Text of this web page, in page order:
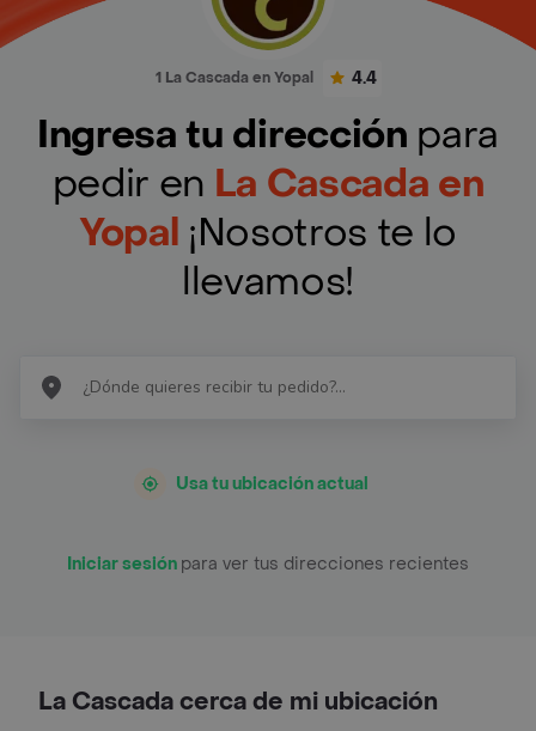
1 La Cascada en Yopal 4.4
Ingresa tu dirección para
pedir en La Cascada en
Yopal ¡Nosotros te lo
llevamos!
Usa tu ubicación actual
Iniciar sesión para ver tus direcciones recientes
La Cascada cerca de mi ubicación